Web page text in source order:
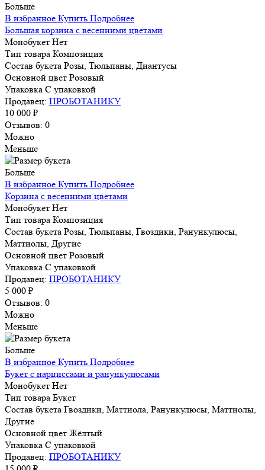
Больше
В избранное Купить Подробнее
Большая корзина с весенними цветами
Монобукет Нет
Тип товара Композиция
Состав букета Розы, Тюльпаны, Диантусы
Основной цвет Розовый
Упаковка С упаковкой
Продавец: ПРОБОТАНИКУ
10 000 ₽
Отзывов: 0
Можно
Меньше
Больше
В избранное Купить Подробнее
Корзина с весенними цветами
Монобукет Нет
Тип товара Композиция
Состав букета Розы, Тюльпаны, Гвоздики, Ранункулюсы,
Маттиолы, Другие
Основной цвет Розовый
Упаковка С упаковкой
Продавец: ПРОБОТАНИКУ
5 000 ₽
Отзывов: 0
Можно
Меньше
Больше
В избранное Купить Подробнее
Букет с нарциссами и ранункулюсами
Монобукет Нет
Тип товара Букет
Состав букета Гвоздики, Маттиола, Ранункулюсы, Маттиолы,
Другие
Основной цвет Жёлтый
Упаковка С упаковкой
Продавец: ПРОБОТАНИКУ